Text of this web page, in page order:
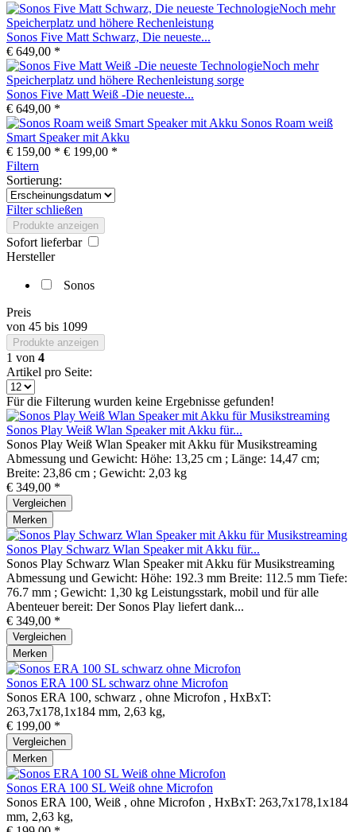
Sonos Five Matt Schwarz, Die neueste...
€ 649,00 *
Sonos Five Matt Weiß -Die neueste...
€ 649,00 *
Sonos Roam weiß
Smart Speaker mit Akku
€ 159,00 * € 199,00 *
Filtern
Sortierung:
Filter schließen
Produkte anzeigen
Sofort lieferbar
Hersteller
Sonos
Preis
von 45 bis 1099
Produkte anzeigen
1 von 4
Artikel pro Seite:
Für die Filterung wurden keine Ergebnisse gefunden!
Sonos Play Weiß Wlan Speaker mit Akku für...
Sonos Play Weiß Wlan Speaker mit Akku für Musikstreaming
Abmessung und Gewicht: Höhe: 13,25 cm ; Länge: 14,47 cm;
Breite: 23,86 cm ; Gewicht: 2,03 kg
€ 349,00 *
Vergleichen
Merken
Sonos Play Schwarz Wlan Speaker mit Akku für...
Sonos Play Schwarz Wlan Speaker mit Akku für Musikstreaming
Abmessung und Gewicht: Höhe: 192.3 mm Breite: 112.5 mm Tiefe:
76.7 mm ; Gewicht: 1,30 kg Leistungsstark, mobil und für alle
Abenteuer bereit: Der Sonos Play liefert dank...
€ 349,00 *
Vergleichen
Merken
Sonos ERA 100 SL schwarz ohne Microfon
Sonos ERA 100, schwarz , ohne Microfon , HxBxT:
263,7x178,1x184 mm, 2,63 kg,
€ 199,00 *
Vergleichen
Merken
Sonos ERA 100 SL Weiß ohne Microfon
Sonos ERA 100, Weiß , ohne Microfon , HxBxT: 263,7x178,1x184
mm, 2,63 kg,